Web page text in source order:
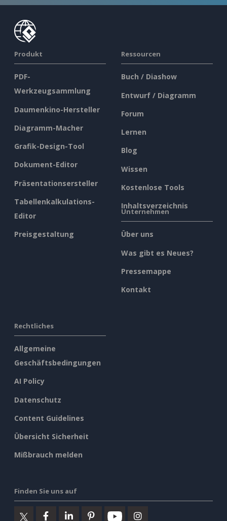
Produkt
PDF-
Werkzeugsammlung
Daumenkino-Hersteller
Diagramm-Macher
Grafik-Design-Tool
Dokument-Editor
Präsentationsersteller
Tabellenkalkulations-
Editor
Preisgestaltung
Ressourcen
Buch / Diashow
Entwurf / Diagramm
Forum
Lernen
Blog
Wissen
Kostenlose Tools
Inhaltsverzeichnis
Unternehmen
Über uns
Was gibt es Neues?
Pressemappe
Kontakt
Rechtliches
Allgemeine
Geschäftsbedingungen
AI Policy
Datenschutz
Content Guidelines
Übersicht Sicherheit
Mißbrauch melden
Finden Sie uns auf